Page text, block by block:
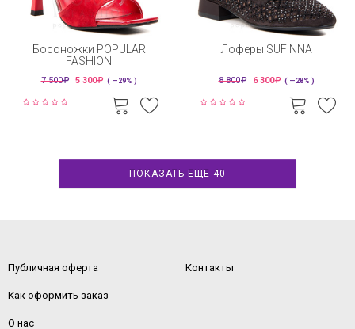
Босоножки POPULAR
FASHION
7 500 5 300 ( —29% )
Лоферы SUFINNA
8 800 6 300 ( —28% )
ПОКАЗАТЬ ЕЩЕ 40
Публичная оферта
Как оформить заказ
О нас
Контакты